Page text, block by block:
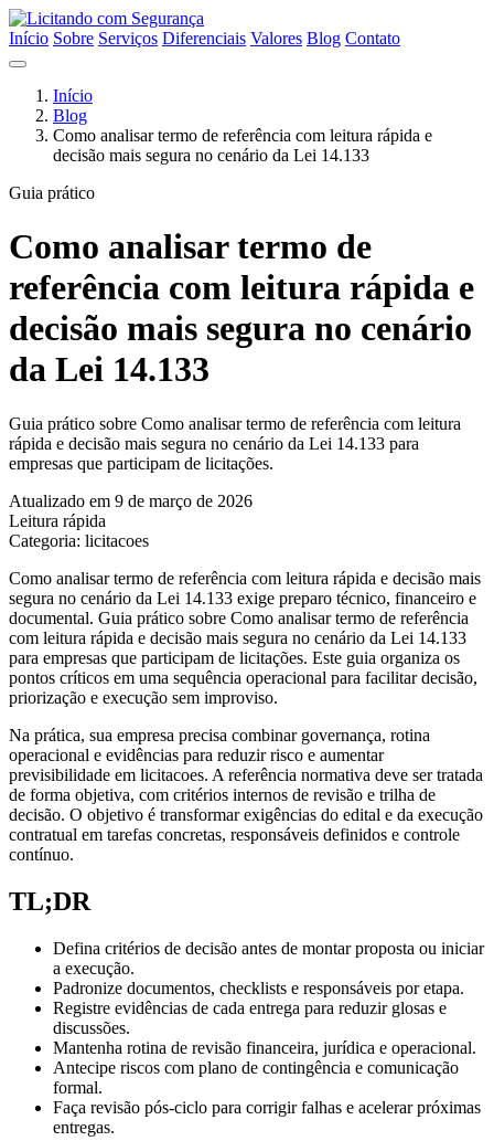
Início Sobre Serviços Diferenciais Valores Blog Contato
Início
Blog
Como analisar termo de referência com leitura rápida e
decisão mais segura no cenário da Lei 14.133
Guia prático
Como analisar termo de
referência com leitura rápida e
decisão mais segura no cenário
da Lei 14.133
Guia prático sobre Como analisar termo de referência com leitura
rápida e decisão mais segura no cenário da Lei 14.133 para
empresas que participam de licitações.
Atualizado em 9 de março de 2026
Leitura rápida
Categoria: licitacoes
Como analisar termo de referência com leitura rápida e decisão mais
segura no cenário da Lei 14.133 exige preparo técnico, financeiro e
documental. Guia prático sobre Como analisar termo de referência
com leitura rápida e decisão mais segura no cenário da Lei 14.133
para empresas que participam de licitações. Este guia organiza os
pontos críticos em uma sequência operacional para facilitar decisão,
priorização e execução sem improviso.
Na prática, sua empresa precisa combinar governança, rotina
operacional e evidências para reduzir risco e aumentar
previsibilidade em licitacoes. A referência normativa deve ser tratada
de forma objetiva, com critérios internos de revisão e trilha de
decisão. O objetivo é transformar exigências do edital e da execução
contratual em tarefas concretas, responsáveis definidos e controle
contínuo.
TL;DR
Defina critérios de decisão antes de montar proposta ou iniciar
a execução.
Padronize documentos, checklists e responsáveis por etapa.
Registre evidências de cada entrega para reduzir glosas e
discussões.
Mantenha rotina de revisão financeira, jurídica e operacional.
Antecipe riscos com plano de contingência e comunicação
formal.
Faça revisão pós-ciclo para corrigir falhas e acelerar próximas
entregas.